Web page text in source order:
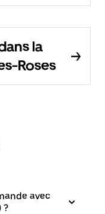
la
Roses
avec
?